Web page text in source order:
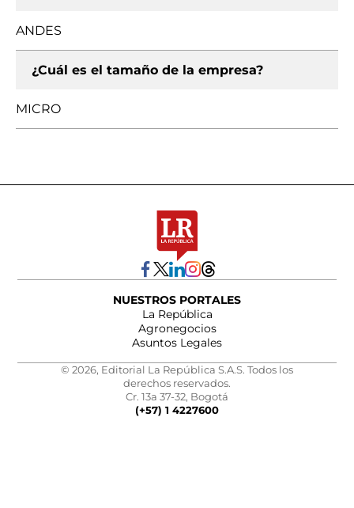
ANDES
¿Cuál es el tamaño de la empresa?
MICRO
NUESTROS PORTALES
La República
Agronegocios
Asuntos Legales
© 2026, Editorial La República S.A.S. Todos los
derechos reservados.
Cr. 13a 37-32, Bogotá
(+57) 1 4227600